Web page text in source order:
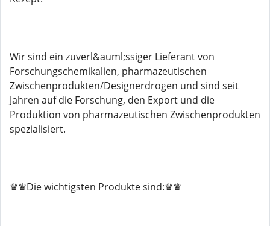
Wir sind ein zuverl&auml;ssiger Lieferant von
Forschungschemikalien, pharmazeutischen
Zwischenprodukten/Designerdrogen und sind seit
Jahren auf die Forschung, den Export und die
Produktion von pharmazeutischen Zwischenprodukten
spezialisiert.
♛♛Die wichtigsten Produkte sind:♛♛